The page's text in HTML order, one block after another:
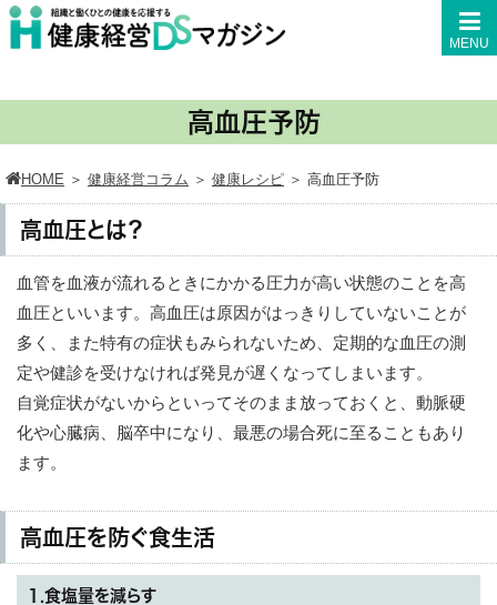
MENU
高血圧予防
HOME ＞ 健康経営コラム ＞ 健康レシピ ＞ 高血圧予防
高血圧とは？
血管を血液が流れるときにかかる圧力が高い状態のことを高
血圧といいます。高血圧は原因がはっきりしていないことが
多く、また特有の症状もみられないため、定期的な血圧の測
定や健診を受けなければ発見が遅くなってしまいます。
自覚症状がないからといってそのまま放っておくと、動脈硬
化や心臓病、脳卒中になり、最悪の場合死に至ることもあり
ます。
高血圧を防ぐ食生活
1.食塩量を減らす